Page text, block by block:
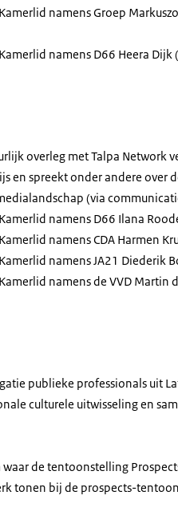
namens Groep
namens D66 Heera Dijk
overleg met Talpa Network
en spreekt onder andere over
(via
namens D66 Ilana
namens CDA Harmen
namens JA21 Diederik
namens de VVD Martin
publieke professionals uit
culturele uitwisseling en
de tentoonstelling
tonen bij de prospects-